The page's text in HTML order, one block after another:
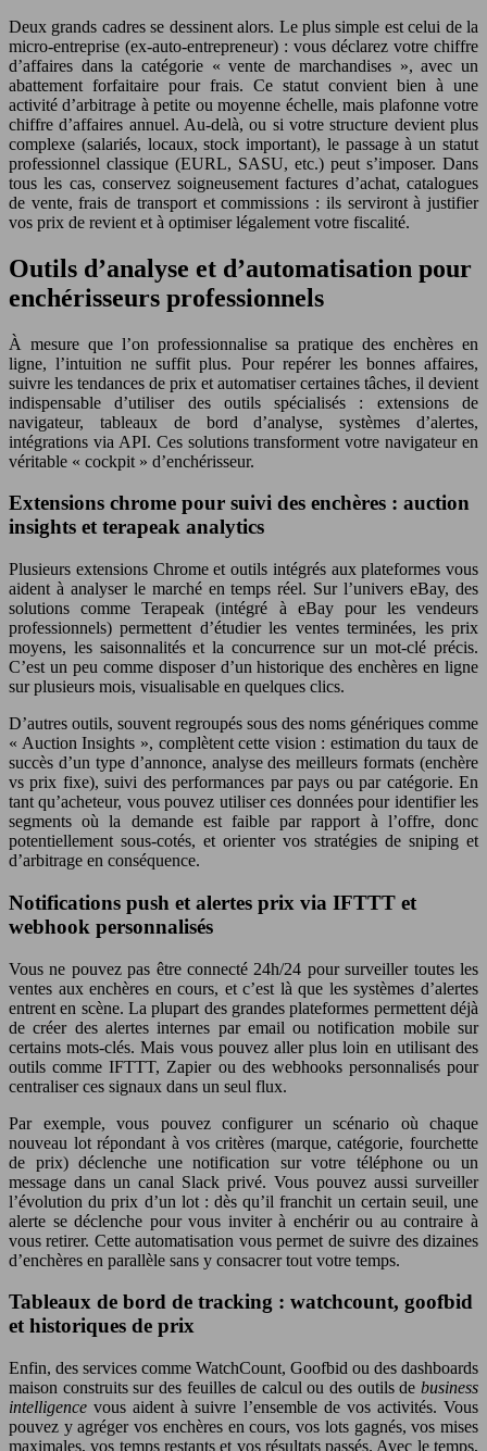
Deux grands cadres se dessinent alors. Le plus simple est celui de la
micro-entreprise (ex-auto-entrepreneur) : vous déclarez votre chiffre
d’affaires dans la catégorie « vente de marchandises », avec un
abattement forfaitaire pour frais. Ce statut convient bien à une
activité d’arbitrage à petite ou moyenne échelle, mais plafonne votre
chiffre d’affaires annuel. Au-delà, ou si votre structure devient plus
complexe (salariés, locaux, stock important), le passage à un statut
professionnel classique (EURL, SASU, etc.) peut s’imposer. Dans
tous les cas, conservez soigneusement factures d’achat, catalogues
de vente, frais de transport et commissions : ils serviront à justifier
vos prix de revient et à optimiser légalement votre fiscalité.
Outils d’analyse et d’automatisation pour
enchérisseurs professionnels
À mesure que l’on professionnalise sa pratique des enchères en
ligne, l’intuition ne suffit plus. Pour repérer les bonnes affaires,
suivre les tendances de prix et automatiser certaines tâches, il devient
indispensable d’utiliser des outils spécialisés : extensions de
navigateur, tableaux de bord d’analyse, systèmes d’alertes,
intégrations via API. Ces solutions transforment votre navigateur en
véritable « cockpit » d’enchérisseur.
Extensions chrome pour suivi des enchères : auction
insights et terapeak analytics
Plusieurs extensions Chrome et outils intégrés aux plateformes vous
aident à analyser le marché en temps réel. Sur l’univers eBay, des
solutions comme Terapeak (intégré à eBay pour les vendeurs
professionnels) permettent d’étudier les ventes terminées, les prix
moyens, les saisonnalités et la concurrence sur un mot-clé précis.
C’est un peu comme disposer d’un historique des enchères en ligne
sur plusieurs mois, visualisable en quelques clics.
D’autres outils, souvent regroupés sous des noms génériques comme
« Auction Insights », complètent cette vision : estimation du taux de
succès d’un type d’annonce, analyse des meilleurs formats (enchère
vs prix fixe), suivi des performances par pays ou par catégorie. En
tant qu’acheteur, vous pouvez utiliser ces données pour identifier les
segments où la demande est faible par rapport à l’offre, donc
potentiellement sous-cotés, et orienter vos stratégies de sniping et
d’arbitrage en conséquence.
Notifications push et alertes prix via IFTTT et
webhook personnalisés
Vous ne pouvez pas être connecté 24h/24 pour surveiller toutes les
ventes aux enchères en cours, et c’est là que les systèmes d’alertes
entrent en scène. La plupart des grandes plateformes permettent déjà
de créer des alertes internes par email ou notification mobile sur
certains mots-clés. Mais vous pouvez aller plus loin en utilisant des
outils comme IFTTT, Zapier ou des webhooks personnalisés pour
centraliser ces signaux dans un seul flux.
Par exemple, vous pouvez configurer un scénario où chaque
nouveau lot répondant à vos critères (marque, catégorie, fourchette
de prix) déclenche une notification sur votre téléphone ou un
message dans un canal Slack privé. Vous pouvez aussi surveiller
l’évolution du prix d’un lot : dès qu’il franchit un certain seuil, une
alerte se déclenche pour vous inviter à enchérir ou au contraire à
vous retirer. Cette automatisation vous permet de suivre des dizaines
d’enchères en parallèle sans y consacrer tout votre temps.
Tableaux de bord de tracking : watchcount, goofbid
et historiques de prix
Enfin, des services comme WatchCount, Goofbid ou des dashboards
maison construits sur des feuilles de calcul ou des outils de business
intelligence vous aident à suivre l’ensemble de vos activités. Vous
pouvez y agréger vos enchères en cours, vos lots gagnés, vos mises
maximales, vos temps restants et vos résultats passés. Avec le temps,